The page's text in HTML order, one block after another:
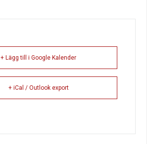
+ Lägg till i Google Kalender
+ iCal / Outlook export